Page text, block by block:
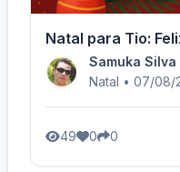
Natal para Tio:
Samuka Silva
Natal • 07/08/
49 0 0